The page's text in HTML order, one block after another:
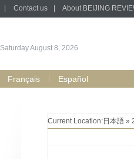
Contact us About BEIJING
Saturday August 8, 2026
Français Español
Current Location:日本語 »